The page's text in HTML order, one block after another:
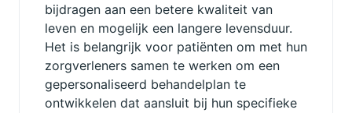
bijdragen aan een betere kwaliteit van
leven en mogelijk een langere levensduur.
Het is belangrijk voor patiënten om met hun
zorgverleners samen te werken om een
gepersonaliseerd behandelplan te
ontwikkelen dat aansluit bij hun specifieke